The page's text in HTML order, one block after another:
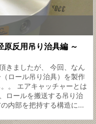
原反用吊り治具編 ～
きましたが、 今回、なん
ロール吊り治具）を製作
。 エアキャッチャーとは
ロールを搬送する吊り治
内部を把持する構造に...